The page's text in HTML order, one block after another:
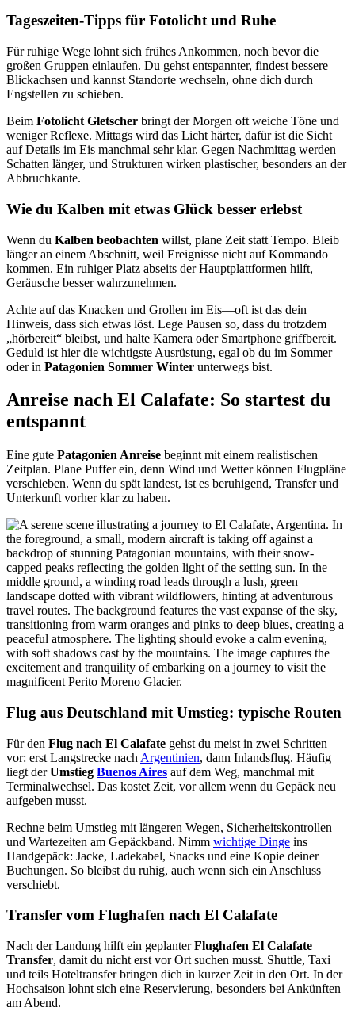
Tageszeiten-Tipps für Fotolicht und Ruhe
Für ruhige Wege lohnt sich frühes Ankommen, noch bevor die
großen Gruppen einlaufen. Du gehst entspannter, findest bessere
Blickachsen und kannst Standorte wechseln, ohne dich durch
Engstellen zu schieben.
Beim Fotolicht Gletscher bringt der Morgen oft weiche Töne und
weniger Reflexe. Mittags wird das Licht härter, dafür ist die Sicht
auf Details im Eis manchmal sehr klar. Gegen Nachmittag werden
Schatten länger, und Strukturen wirken plastischer, besonders an der
Abbruchkante.
Wie du Kalben mit etwas Glück besser erlebst
Wenn du Kalben beobachten willst, plane Zeit statt Tempo. Bleib
länger an einem Abschnitt, weil Ereignisse nicht auf Kommando
kommen. Ein ruhiger Platz abseits der Hauptplattformen hilft,
Geräusche besser wahrzunehmen.
Achte auf das Knacken und Grollen im Eis—oft ist das dein
Hinweis, dass sich etwas löst. Lege Pausen so, dass du trotzdem
„hörbereit“ bleibst, und halte Kamera oder Smartphone griffbereit.
Geduld ist hier die wichtigste Ausrüstung, egal ob du im Sommer
oder in Patagonien Sommer Winter unterwegs bist.
Anreise nach El Calafate: So startest du
entspannt
Eine gute Patagonien Anreise beginnt mit einem realistischen
Zeitplan. Plane Puffer ein, denn Wind und Wetter können Flugpläne
verschieben. Wenn du spät landest, ist es beruhigend, Transfer und
Unterkunft vorher klar zu haben.
Flug aus Deutschland mit Umstieg: typische Routen
Für den Flug nach El Calafate gehst du meist in zwei Schritten
vor: erst Langstrecke nach Argentinien, dann Inlandsflug. Häufig
liegt derUmstieg Buenos Aires auf dem Weg, manchmal mit
Terminalwechsel. Das kostet Zeit, vor allem wenn du Gepäck neu
aufgeben musst.
Rechne beim Umstieg mit längeren Wegen, Sicherheitskontrollen
und Wartezeiten am Gepäckband. Nimm wichtige Dinge ins
Handgepäck: Jacke, Ladekabel, Snacks und eine Kopie deiner
Buchungen. So bleibst du ruhig, auch wenn sich ein Anschluss
verschiebt.
Transfer vom Flughafen nach El Calafate
Nach der Landung hilft ein geplanterFlughafen El Calafate
Transfer, damit du nicht erst vor Ort suchen musst. Shuttle, Taxi
und teils Hoteltransfer bringen dich in kurzer Zeit in den Ort. In der
Hochsaison lohnt sich eine Reservierung, besonders bei Ankünften
am Abend.